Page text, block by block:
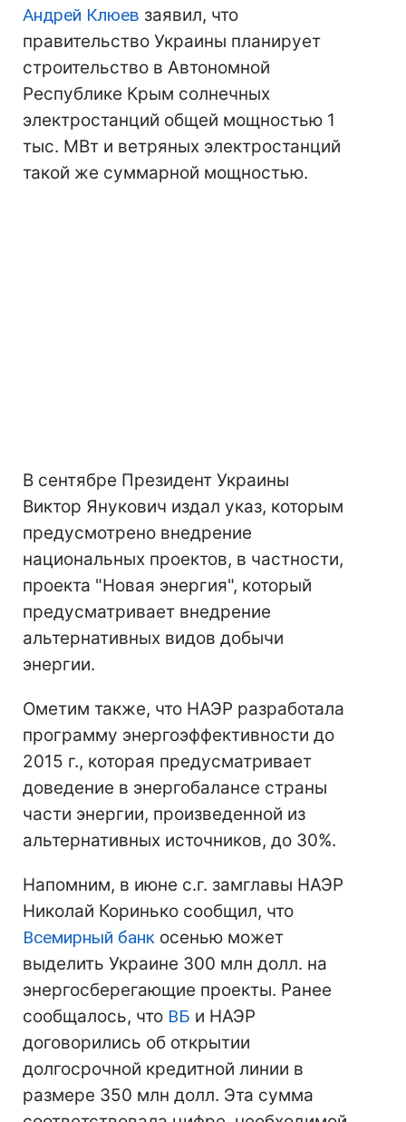
Андрей Клюев заявил, что
правительство Украины планирует
строительство в Автономной
Республике Крым солнечных
электростанций общей мощностью 1
тыс. МВт и ветряных электростанций
такой же суммарной мощностью.
В сентябре Президент Украины
Виктор Янукович издал указ, которым
предусмотрено внедрение
национальных проектов, в частности,
проекта "Новая энергия", который
предусматривает внедрение
альтернативных видов добычи
энергии.
Ометим также, что НАЭР разработала
программу энергоэффективности до
2015 г., которая предусматривает
доведение в энергобалансе страны
части энергии, произведенной из
альтернативных источников, до 30%.
Напомним, в июне с.г. замглавы НАЭР
Николай Коринько сообщил, что
Всемирный банк осенью может
выделить Украине 300 млн долл. на
энергосберегающие проекты. Ранее
сообщалось, что ВБ и НАЭР
договорились об открытии
долгосрочной кредитной линии в
размере 350 млн долл. Эта сумма